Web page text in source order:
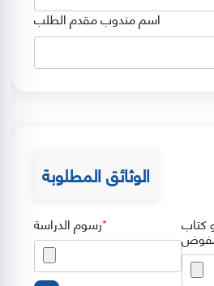
اسم مندوب مقدم الطلب
الوثائق المطلوبة
كتاب رسوم الدراسة